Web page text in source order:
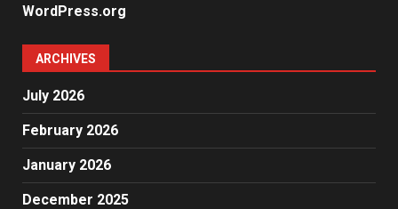
WordPress.org
ARCHIVES
July 2026
February 2026
January 2026
December 2025